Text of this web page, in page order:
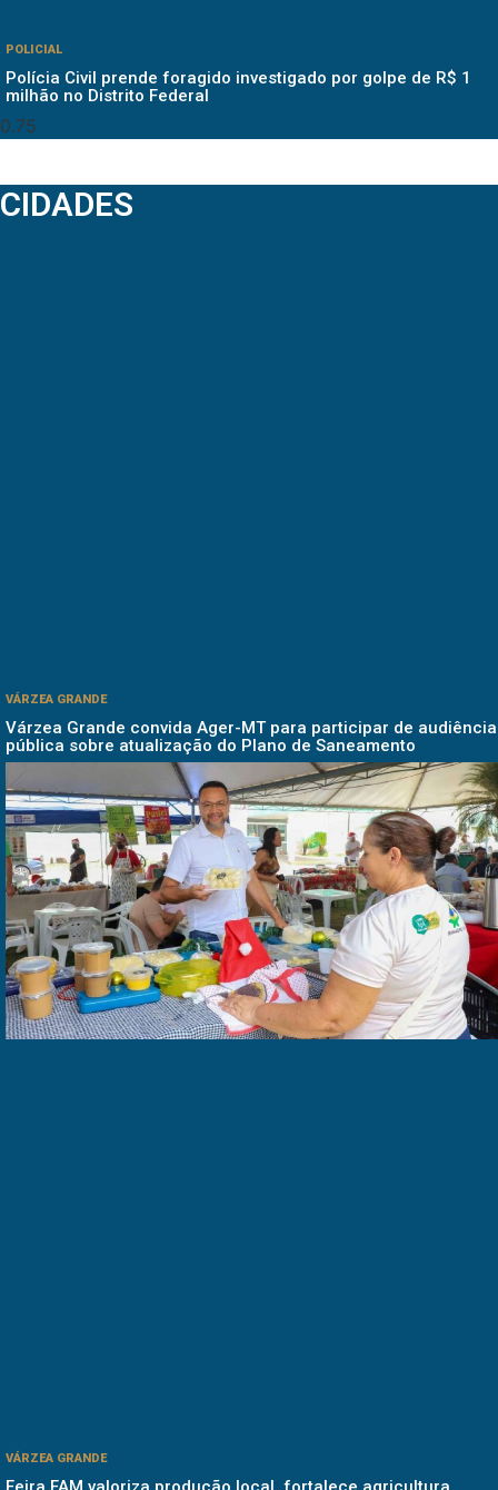
POLICIAL
Polícia Civil prende foragido investigado por golpe de R$ 1
milhão no Distrito Federal
CIDADES
VÁRZEA GRANDE
Várzea Grande convida Ager-MT para participar de audiência
pública sobre atualização do Plano de Saneamento
VÁRZEA GRANDE